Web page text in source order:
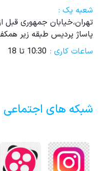
شعبه یک :
تهران،خیابان جمهوری
پاساژ پردیس طبقه زیر
ساعات کاری : 10:30 تا 18
شبکه های اجتماعی